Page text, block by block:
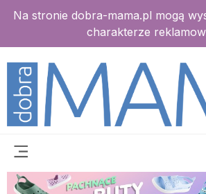
Na stronie dobra-mama.pl mogą
charakterze